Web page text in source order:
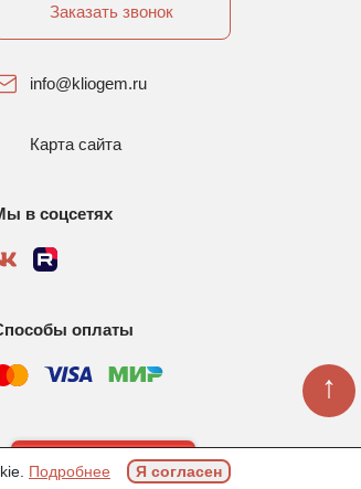
Заказать звонок
info@kliogem.ru
Карта сайта
в соцсетях
оплаты
Подробнее Я согласен
↑
Задать вопрос